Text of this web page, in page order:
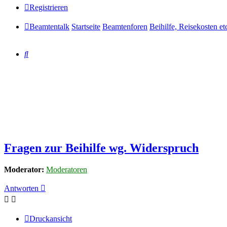
Registrieren
Beamtentalk Startseite Beamtenforen Beihilfe, Reisekosten
Suche
Fragen zur Beihilfe wg. Widerspruch
Moderator: Moderatoren
Antworten
Druckansicht